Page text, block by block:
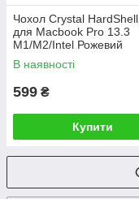
Чохол Crystal HardShell
для Macbook Pro 13.3
M1/M2/Intel Рожевий
В наявності
599 ₴
Купити